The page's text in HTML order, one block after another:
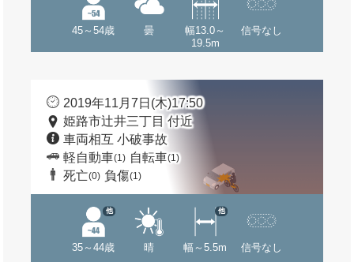
45～54歳 曇
幅13.0～
19.5m
信号なし
2019年11月7日(木)17:50
姫路市辻井三丁目 付近
車両相互 小破事故
軽自動車(1) 自転車(1)
死亡(0) 負傷(1)
35～44歳
他
晴 幅～5.5m
他
信号なし